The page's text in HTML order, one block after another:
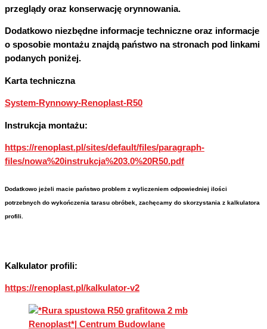
przeglądy oraz konserwację orynnowania.
Dodatkowo niezbędne informacje techniczne oraz informacje
o sposobie montażu znajdą państwo na stronach pod linkami
podanych poniżej.
Karta techniczna
System-Rynnowy-Renoplast-R50
Instrukcja montażu:
https://renoplast.pl/sites/default/files/paragraph-
files/nowa%20instrukcja%203.0%20R50.pdf
Dodatkowo jeżeli macie państwo problem z wyliczeniem odpowiedniej ilości
potrzebnych do wykończenia tarasu obróbek, zachęcamy do skorzystania z kalkulatora
profili.
Kalkulator profili:
https://renoplast.pl/kalkulator-v2